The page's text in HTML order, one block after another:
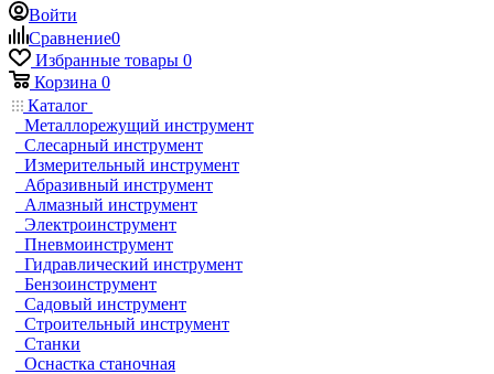
Войти
Сравнение0
Избранные товары 0
Корзина 0
Каталог
Металлорежущий инструмент
Слесарный инструмент
Измерительный инструмент
Абразивный инструмент
Алмазный инструмент
Электроинструмент
Пневмоинструмент
Гидравлический инструмент
Бензоинструмент
Садовый инструмент
Строительный инструмент
Станки
Оснастка станочная